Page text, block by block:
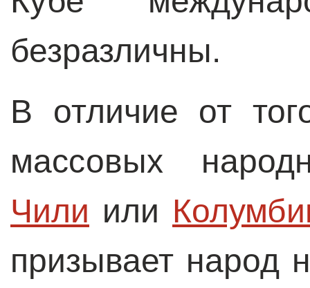
безразличны.
В отличие от
массовых
Чили или
призывает народ